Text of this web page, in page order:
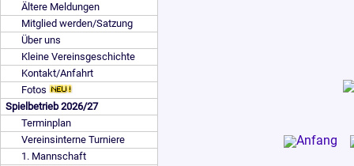
Ältere Meldungen
Mitglied werden/Satzung
Über uns
Kleine Vereinsgeschichte
Kontakt/Anfahrt
Fotos
Spielbetrieb 2026/27
Terminplan
Vereinsinterne Turniere
1. Mannschaft